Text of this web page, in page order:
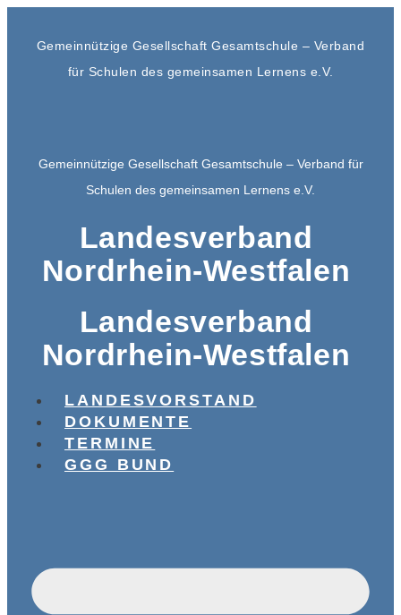
Gemeinnützige Gesellschaft Gesamtschule – Verband
für Schulen des gemeinsamen Lernens e.V.
Gemeinnützige Gesellschaft Gesamtschule – Verband für
Schulen des gemeinsamen Lernens e.V.
Landesverband
Nordrhein-Westfalen
Landesverband
Nordrhein-Westfalen
LANDESVORSTAND
DOKUMENTE
TERMINE
GGG BUND